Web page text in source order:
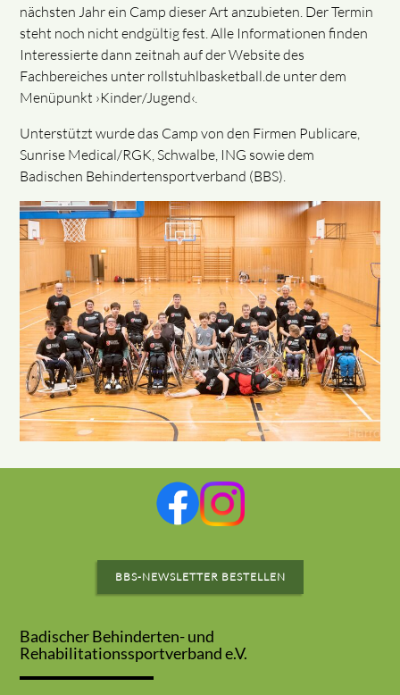
nächsten Jahr ein Camp dieser Art anzubieten. Der Termin
steht noch nicht endgültig fest. Alle Informationen finden
Interessierte dann zeitnah auf der Website des
Fachbereiches unter rollstuhlbasketball.de unter dem
Menüpunkt ›Kinder/Jugend‹.
Unterstützt wurde das Camp von den Firmen Publicare,
Sunrise Medical/RGK, Schwalbe, ING sowie dem
Badischen Behindertensportverband (BBS).
BBS-NEWSLETTER BESTELLEN
Badischer Behinderten- und
Rehabilitationssportverband e.V.